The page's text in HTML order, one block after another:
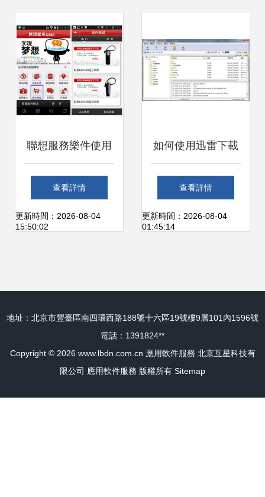
聯想服務樂件使用
詳解 全流程與應用
軟件服務指南
查看詳情
更新時間：2026-08-04
15:50:02
如何使用迅雷下載
FTP服務器上的軟
件——實用技巧與
查看詳情
更新時間：2026-08-04
01:45:14
地址：北京市豐臺區南四環西路188號十六區19號樓9層101內1596號
電話：1391824**
Copyright © 2026 www.lbdn.com.cn 應用軟件服務 北京互星科技有
限公司 應用軟件服務 版權所有 Sitemap